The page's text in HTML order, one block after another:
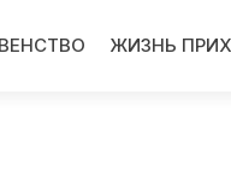
ЖИЗНЬ